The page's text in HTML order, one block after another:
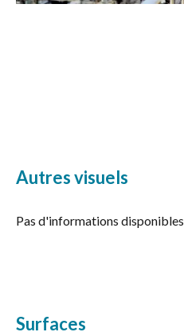
Autres visuels
Pas d'informations disponibles
Surfaces